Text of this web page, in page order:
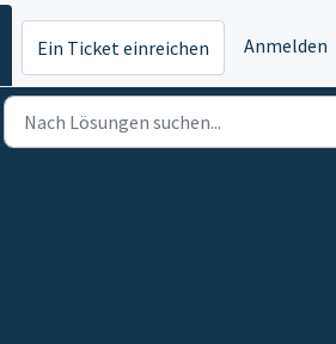
Ein Ticket einreichen Anmelden